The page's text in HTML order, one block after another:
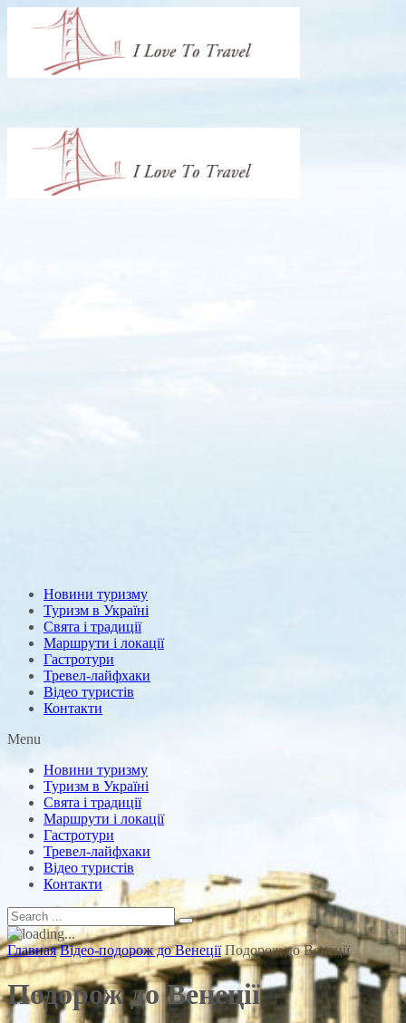
Новини туризму
Туризм в Україні
Свята і традиції
Маршрути і локації
Гастротури
Тревел-лайфхаки
Відео туристів
Контакти
Menu
Новини туризму
Туризм в Україні
Свята і традиції
Маршрути і локації
Гастротури
Тревел-лайфхаки
Відео туристів
Контакти
Главная Відео-подорож до Венеції Подорож до Венеції
Подорож до Венеції